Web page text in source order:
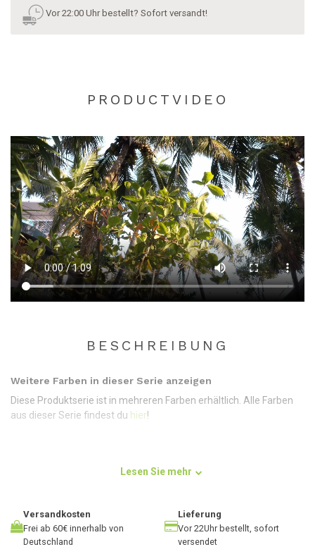
Vor 22:00 Uhr bestellt? Sofort versandt!
PRODUCTVIDEO
BESCHREIBUNG
Weitere Farben in dieser Serie anzeigen
Diese Produktserie ist in mehreren Farben erhältlich. Alle Farben
aus dieser Serie findest du hier!
schöne Suche sein. Die sticky Yogamatten von Lotus sind die
Antwort. Diese Version ist auch besonders dick und sticky. Das
Lesen Sie mehr
Versandkosten
Frei ab 60€ innerhalb von
Deutschland
Lieferung
Vor 22Uhr bestellt, sofort
versendet